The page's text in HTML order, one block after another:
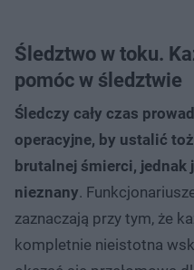
Śledztwo w toku.
pomóc w śledztwie
Śledczy cały czas
operacyjne, by ustalić
brutalnej śmierci, jednak
nieznany.
zaznaczają przy tym, że
kompletnie nieistotna